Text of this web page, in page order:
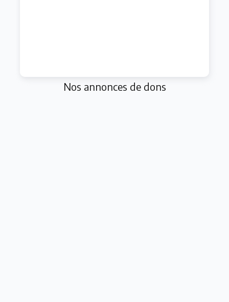
Nos annonces de dons